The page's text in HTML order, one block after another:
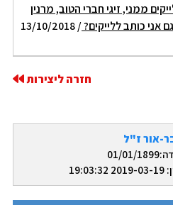
בר-אור ז"ל
1899
ממני, זיגי חברי הטוב, מרנין
אני כותב ללייקים? / 13/10/2018
חזרה ליצירות